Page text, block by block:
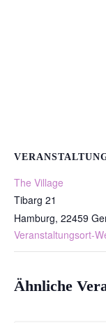
The Village
Tibarg 21
Hamburg, 22459
Veranstaltungsort-
Ähnliche